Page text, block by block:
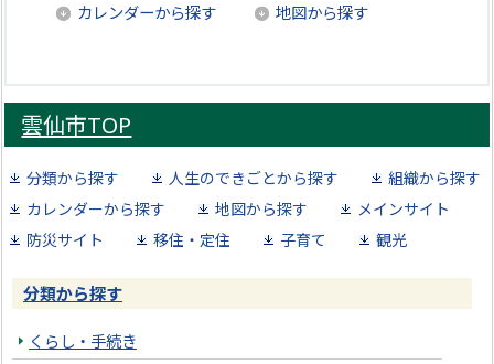
カレンダーから探す
地図から探す
雲仙市TOP
分類から探す 人生のできごとから探す
組織から探す
カレンダーから探す
地図から探す
メインサイト
防災サイト
移住・定住 子育て 観光
分類から探す
くらし・手続き